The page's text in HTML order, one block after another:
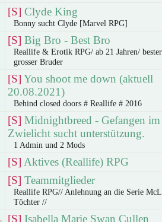
[S] Clyde King
Bonny sucht Clyde [Marvel RPG]
[S] Big Bro - Best Bro
Reallife & Erotik RPG/ ab 21 Jahren/
grosser Bruder
[S] You shoot me down (aktuell
20.08.2021)
Behind closed doors # Reallife # 2016
[S] Midnightbreed - Gefangen im
Zwielicht sucht unterstützung.
1 Admin und 2 Mods
[S] Aktives (Reallife) RPG
[S] Teammitglieder
Reallife RPG// Anlehnung an die Serie
Töchter //
[S] Isabella Marie Swan Cullen